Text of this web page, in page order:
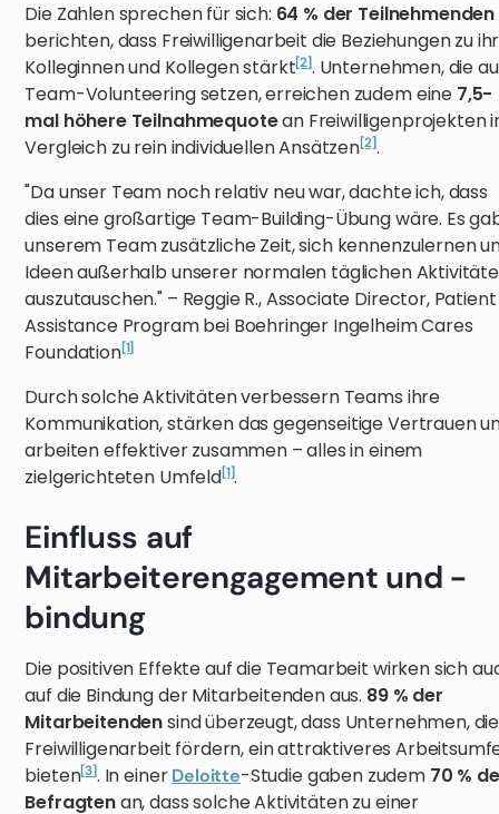
Die Zahlen sprechen für sich: 64 % der Teilnehmenden
berichten, dass Freiwilligenarbeit die Beziehungen zu
Kolleginnen und Kollegen stärkt[2]. Unternehmen, die
Team-Volunteering setzen, erreichen zudem eine 7,5-
mal höhere Teilnahmequotean Freiwilligenprojekten
Vergleich zu rein individuellen Ansätzen[2].
"Da unser Team noch relativ neu war, dachte ich, dass
dies eine großartige Team-Building-Übung wäre. Es
unserem Team zusätzliche Zeit, sich kennenzulernen
Ideen außerhalb unserer normalen täglichen
auszutauschen." – Reggie R., Associate Director, Patient
Assistance Program bei Boehringer Ingelheim Cares
Foundation[1]
Durch solche Aktivitäten verbessern Teams ihre
Kommunikation, stärken das gegenseitige Vertrauen
arbeiten effektiver zusammen – alles in einem
zielgerichteten Umfeld[1].
Einfluss auf
Mitarbeiterengagement und -
bindung
Die positiven Effekte auf die Teamarbeit wirken sich
auf die Bindung der Mitarbeitenden aus. 89 % der
Mitarbeitendensind überzeugt, dass Unternehmen, die
Freiwilligenarbeit fördern, ein attraktiveres
bieten[3]. In einerDeloitte-Studie gaben zudem 70 %
Befragtenan, dass solche Aktivitäten zu einer